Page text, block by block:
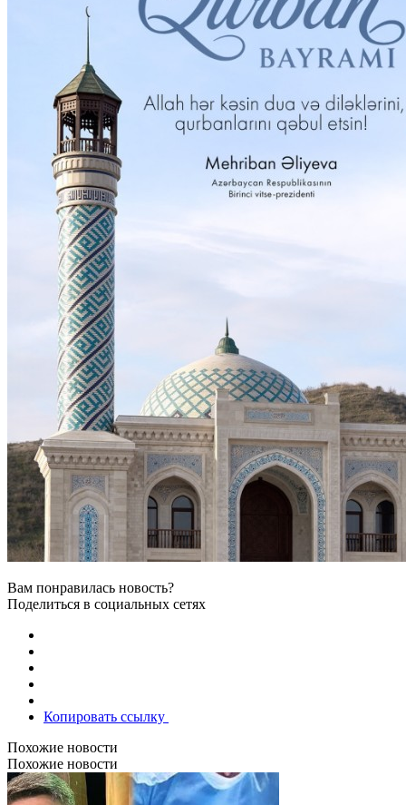
Вам понравилась новость?
Поделиться в социальных сетях
Копировать ссылку
Похожие новости
Похожие новости